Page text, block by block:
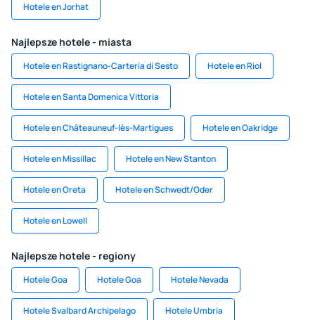
Hotele en Jorhat
Najlepsze hotele - miasta
Hotele en Rastignano-Carteria di Sesto Hotele en Riol
Hotele en Santa Domenica Vittoria
Hotele en Châteauneuf-lès-Martigues Hotele en Oakridge
Hotele en Missillac Hotele en New Stanton
Hotele en Oreta Hotele en Schwedt/Oder
Hotele en Lowell
Najlepsze hotele - regiony
Hotele Goa Hotele Goa Hotele Nevada
Hotele Svalbard Archipelago Hotele Umbria